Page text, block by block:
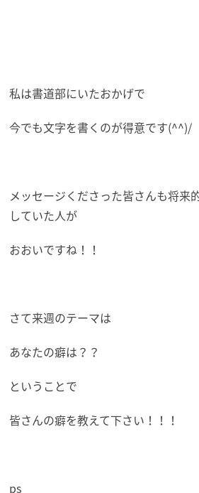
私は書道部にいたおかげで
今でも文字を書くのが得意です(^^)/
メッセージくださった皆さんも将来
していた人が
おおいですね！！
さて来週のテーマは
あなたの癖は？？
ということで
皆さんの癖を教えて下さい！！！
ps